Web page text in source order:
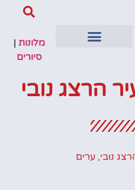
מלונות |
סיורים
הרצג נובי
נובי, ערים